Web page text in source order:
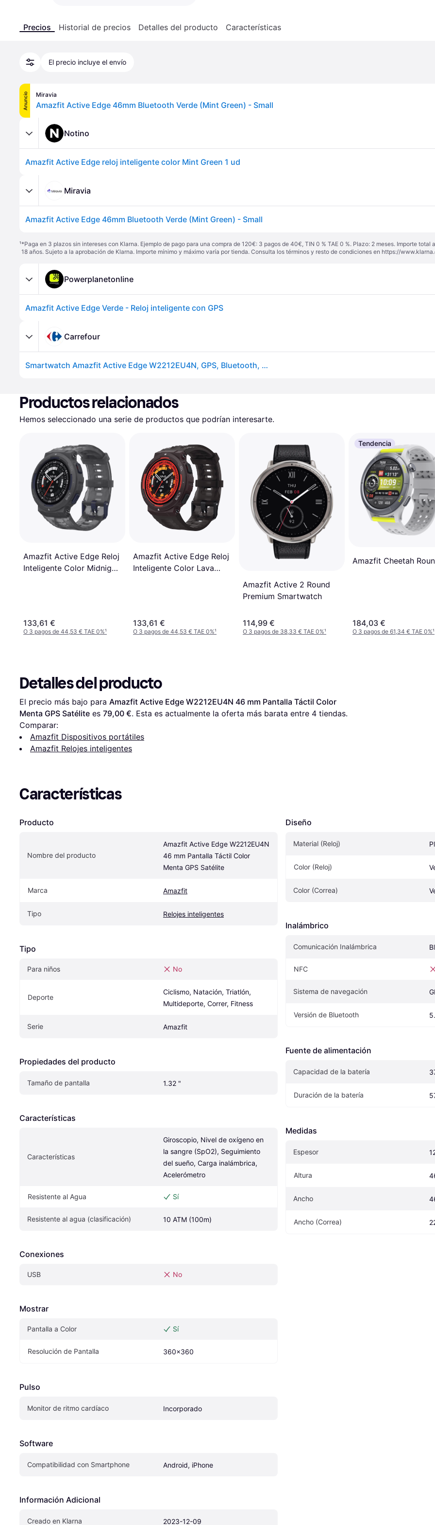
Precios Historial de precios Detalles del producto Características
El precio incluye el envío
Anuncio Miravia
Amazfit Active Edge 46mm Bluetooth Verde (Mint Green) - Small
Notino
Amazfit Active Edge reloj inteligente color Mint Green 1 ud
Miravia
Amazfit Active Edge 46mm Bluetooth Verde (Mint Green) - Small
¹*Paga en 3 plazos sin intereses con Klarna. Ejemplo de pago para una compra de 120€: 3 pagos de 40€, TIN 0 % TAE 0 %. Plazo: 2 meses. Importe
18 años. Sujeto a la aprobación de Klarna. Importe mínimo y máximo varía por tienda. Consulta los términos y resto de condiciones en https://
Powerplanetonline
Amazfit Active Edge Verde - Reloj inteligente con GPS
Carrefour
Smartwatch Amazfit Active Edge W2212EU4N, GPS, Bluetooth, Verde Menta
Productos relacionados
Hemos seleccionado una serie de productos que podrían interesarte.
Amazfit Active Edge Reloj
Inteligente Color Midnight
133,61 €
O 3 pagos de 44,53 € TAE 0%¹
Amazfit Active Edge Reloj
Inteligente Color Lava
133,61 €
O 3 pagos de 44,53 € TAE 0%¹
Amazfit Active 2 Round
Premium Smartwatch
114,99 €
O 3 pagos de 38,33 € TAE 0%¹
Tendencia
Amazfit Cheetah
184,03 €
O 3 pagos de 61,34 € TAE 0%¹
Detalles del producto
El precio más bajo para Amazfit Active Edge W2212EU4N 46 mm Pantalla Táctil Color
Menta GPS Satélite es 79,00 €. Esta es actualmente la oferta más barata entre 4 tiendas.
Comparar:
Amazfit Dispositivos portátiles
Amazfit Relojes inteligentes
Características
Producto
Nombre del producto
Amazfit Active Edge W2212EU4N
46 mm Pantalla Táctil Color
Menta GPS Satélite
Marca Amazfit
Tipo Relojes inteligentes
Tipo
Para niños No
Deporte
Ciclismo, Natación, Triatlón,
Multideporte, Correr, Fitness
Serie Amazfit
Propiedades del producto
Tamaño de pantalla 1.32 "
Características
Características
Giroscopio, Nivel de oxígeno en
la sangre (SpO2), Seguimiento
del sueño, Carga inalámbrica,
Acelerómetro
Resistente al Agua Sí
Resistente al agua (clasificación) 10 ATM (100m)
Conexiones
USB No
Mostrar
Pantalla a Color Sí
Resolución de Pantalla 360x360
Pulso
Monitor de ritmo cardíaco Incorporado
Software
Compatibilidad con Smartphone Android, iPhone
Información Adicional
Creado en Klarna 2023-12-09
Diseño
Material (Reloj)
Color (Reloj)
Color (Correa)
Inalámbrico
Comunicación Inalámbrica
NFC
Sistema de navegación
Versión de Bluetooth
Fuente de alimentación
Capacidad de la batería
Duración de la batería
Medidas
Espesor
Altura
Ancho
Ancho (Correa)